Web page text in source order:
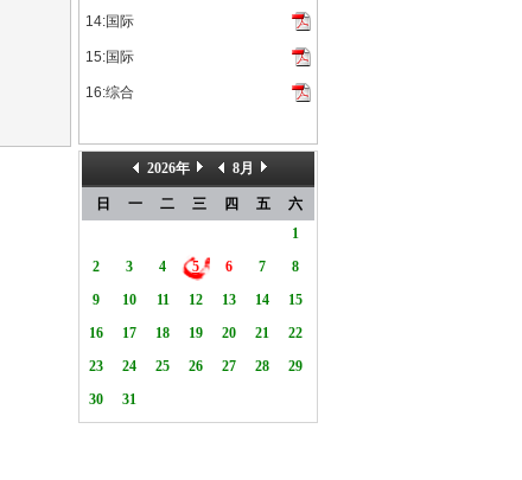
14:国际
15:国际
16:综合